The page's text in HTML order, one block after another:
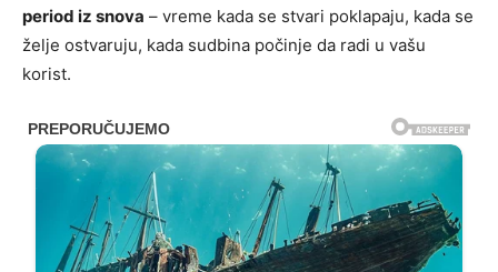
period iz snova – vreme kada se stvari poklapaju, kada se
želje ostvaruju, kada sudbina počinje da radi u vašu
korist.